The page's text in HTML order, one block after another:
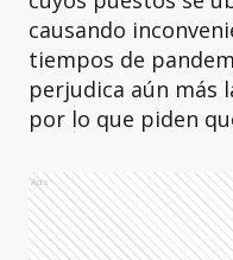
causando
tiempos de
perjudica aún más
por lo que piden
Ads